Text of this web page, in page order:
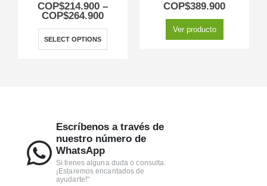
5.00out of 5
COP$214.900 –
COP$264.900
SELECT OPTIONS
5.00out of 5
COP$389.900
Ver producto
Escríbenos a través de
nuestro número de
WhatsApp
Si tienes alguna duda o consulta.
¡Estaremos encantados de
ayudarte!"